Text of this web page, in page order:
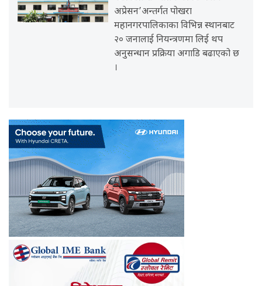
अप्रेसन’अन्तर्गत पोखरा
महानगरपालिकाका विभिन्न स्थानबाट
२० जनालाई नियन्त्रणमा लिई थप
अनुसन्धान प्रक्रिया अगाडि बढाएको छ
।